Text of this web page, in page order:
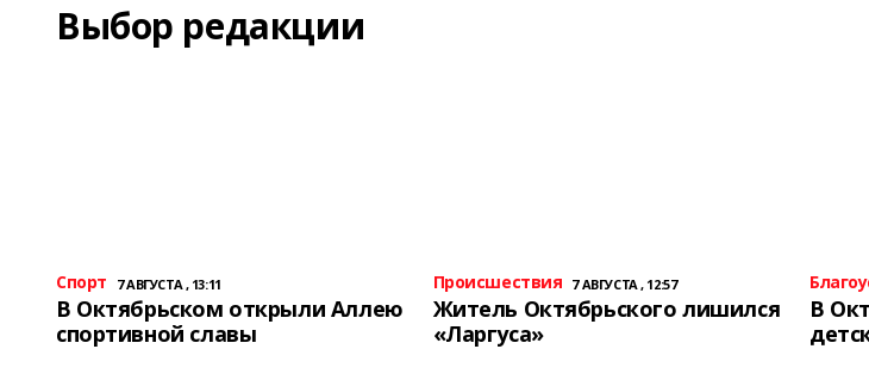
Выбор редакции
Спорт 7 АВГУСТА , 13:11
В Октябрьском открыли Аллею
спортивной славы
Происшествия 7 АВГУСТА , 12:57
Житель Октябрьского лишился
«Ларгуса»
В